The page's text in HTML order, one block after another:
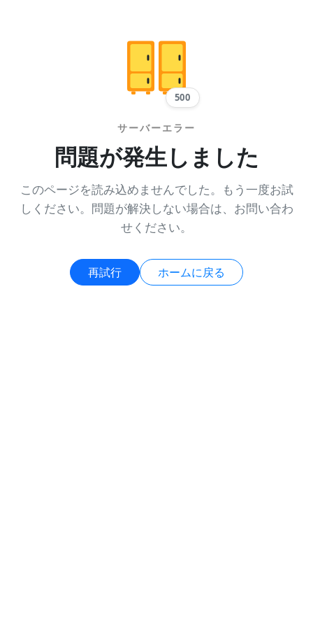
500
サーバーエラー
問題が発生しました
このページを読み込めませんでした。もう一度お試
しください。問題が解決しない場合は、お問い合わ
せください。
再試行 ホームに戻る